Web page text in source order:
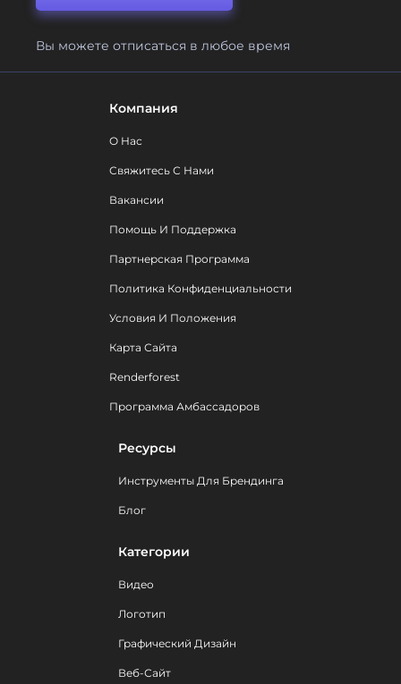
Вы можете отписаться в любое время
Компания
О Нас
Свяжитесь С Нами
Вакансии
Помощь И Поддержка
Партнерская Программа
Политика Конфиденциальности
Условия И Положения
Карта Сайта
Renderforest
Программа Амбассадоров
Ресурсы
Инструменты Для Брендинга
Блог
Категории
Видео
Логотип
Графический Дизайн
Веб-Сайт